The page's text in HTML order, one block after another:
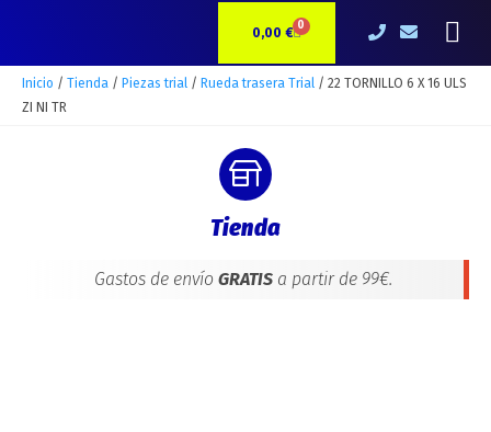
0,00 € 0CARRITO
Inicio / Tienda / Piezas trial / Rueda trasera Trial / 22 TORNILLO 6 X 16 ULS
ZI NI TR
Tienda
Gastos de envío GRATISa partir de 99€.
X
16